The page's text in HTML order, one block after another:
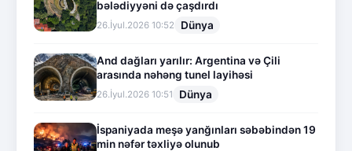
bələdiyyəni də çaşdırdı
26.İyul.2026 10:52 Dünya
And dağları yarılır: Argentina və Çili
arasında nəhəng tunel layihəsi
26.İyul.2026 10:51 Dünya
İspaniyada meşə yanğınları səbəbindən 19
min nəfər təxliyə olunub